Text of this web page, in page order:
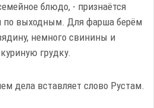
блюдо, - признаётся
по выходным. Для фарша берём
немного свинины и
грудку.
дела вставляет слово Рустам.